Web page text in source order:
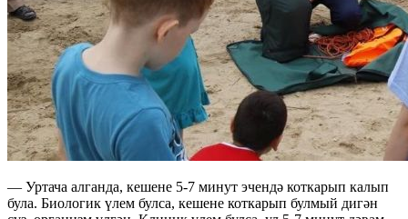
— Уртача алганда, кешене 5-7 минут эчендә коткарып калып
була. Биологик үлем булса, кешене коткарып булмый дигән